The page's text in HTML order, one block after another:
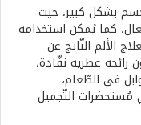
بشكل كبير، حيث
كما يُمكن استخدامه
الألم النّاتج عن
رائحة عطرية نفّاذة،
في الطّعام،
مُستحضرات التّجميل